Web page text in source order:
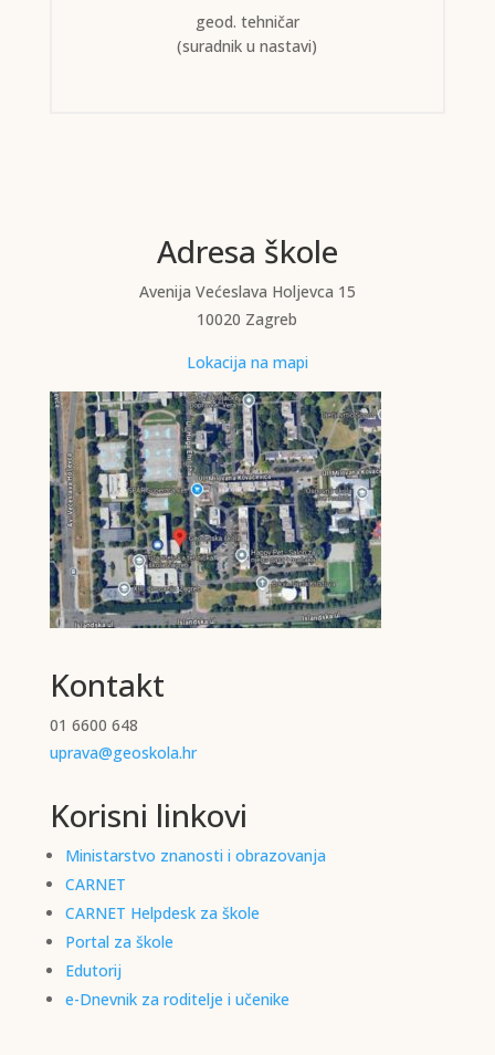
geod. tehničar
(suradnik u nastavi)
Adresa škole
Avenija Većeslava Holjevca 15
10020 Zagreb
Lokacija na mapi
Kontakt
01 6600 648
uprava@geoskola.hr
Korisni linkovi
Ministarstvo znanosti i obrazovanja
CARNET
CARNET Helpdesk za škole
Portal za škole
Edutorij
e-Dnevnik za roditelje i učenike